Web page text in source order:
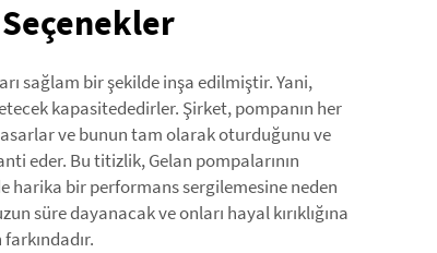
sağlam bir şekilde inşa edilmiştir. Yani,
kapasitededirler. Şirket, pompanın her
ve bunun tam olarak oturduğunu ve
eder. Bu titizlik, Gelan pompalarının
harika bir performans sergilemesine neden
süre dayanacak ve onları hayal kırıklığına